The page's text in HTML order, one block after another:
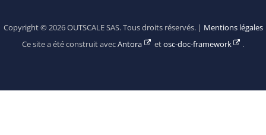
Copyright © 2026 OUTSCALE SAS. Tous droits réservés. | Mentions légales
Ce site a été construit avecAntora etosc-doc-framework .